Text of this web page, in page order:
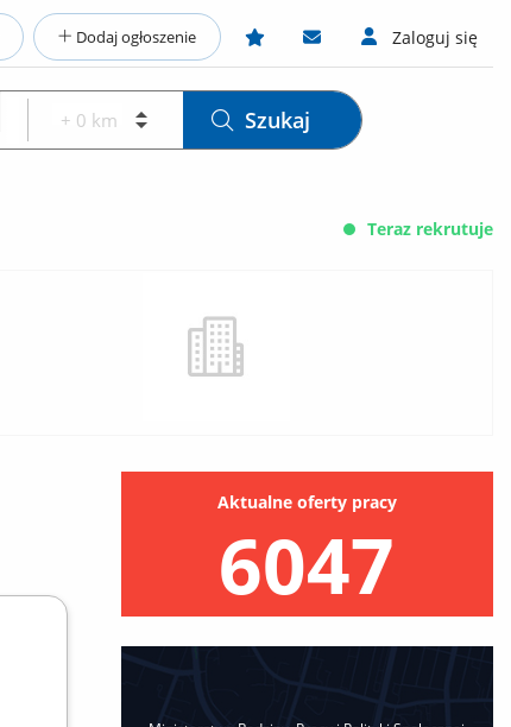
Dodaj ogłoszenie Zaloguj się
Szukaj
Teraz rekrutuje
Aktualne oferty pracy
6047